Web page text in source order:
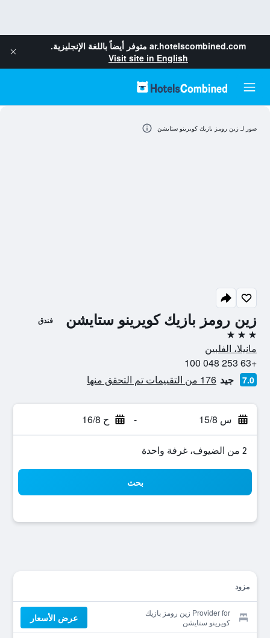
ar.hotelscombined.com متوفر أيضاً باللغة الإنجليزية.
Visit site in English
زين رومز بازيك كويرينو ستايشن فندق
3 نجوم
مانيلا، الفلبين
+63 253 048 100
7.0 جيد 176 من التقييمات تم التحقق منها
س 15/8 - ح 16/8
2 من الضيوف، غرفة واحدة
بحث
مزود
Provider for زين رومز بازيك
كويرينو ستايشن
عرض الأسعار
صور لـ زين رومز بازيك كويرينو ستايشن